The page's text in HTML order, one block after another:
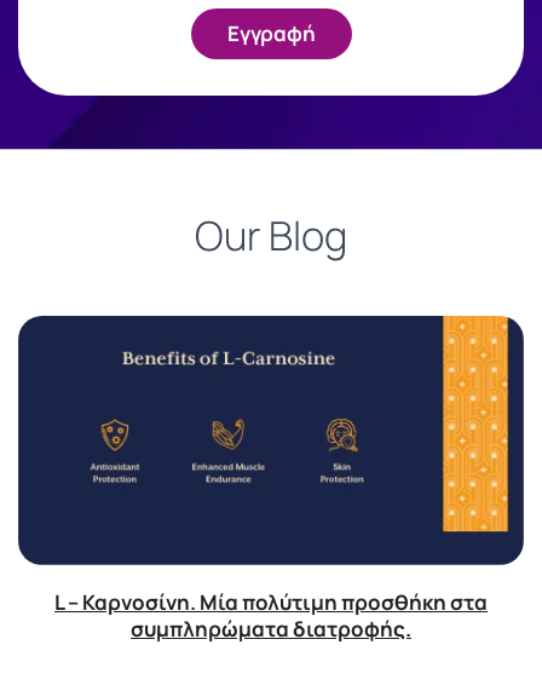
Εγγραφή
Our Blog
L – Καρνοσίνη. Μία πολύτιμη προσθήκη στα
συμπληρώματα διατροφής.